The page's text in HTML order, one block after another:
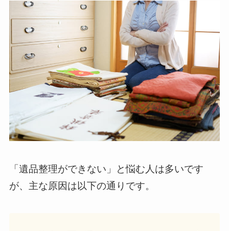
「遺品整理ができない」と悩む人は多いです
が、主な原因は以下の通りです。